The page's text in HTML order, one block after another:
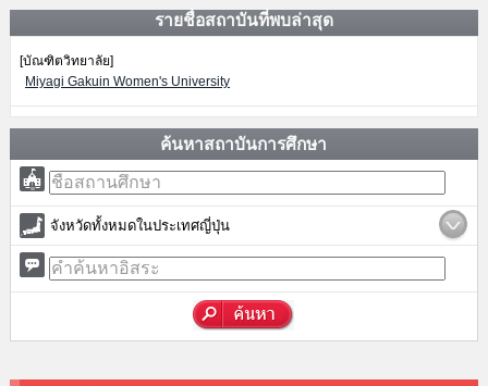
รายชื่อสถาบันที่พบล่าสุด
[บัณฑิตวิทยาลัย]
Miyagi Gakuin Women's University
ค้นหาสถาบันการศึกษา
จังหวัดทั้งหมดในประเทศญี่ปุ่น